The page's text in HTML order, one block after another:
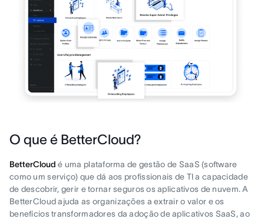
O que é BetterCloud?
BetterCloud é uma plataforma de gestão de SaaS (software
como um serviço) que dá aos profissionais de TI a capacidade
de descobrir, gerir e tornar seguros os aplicativos de nuvem. A
BetterCloud ajuda as organizações a extrair o valor e os
benefícios transformadores da adoção de aplicativos SaaS, ao